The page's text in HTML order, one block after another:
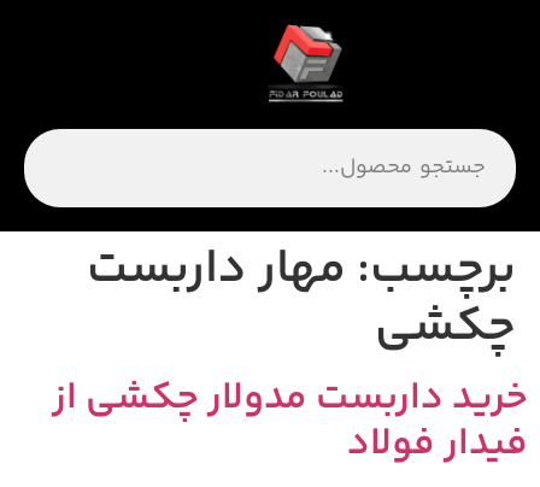
برچسب:مهار داربست
چکشی
داربست مدولار چکشی از
فولاد